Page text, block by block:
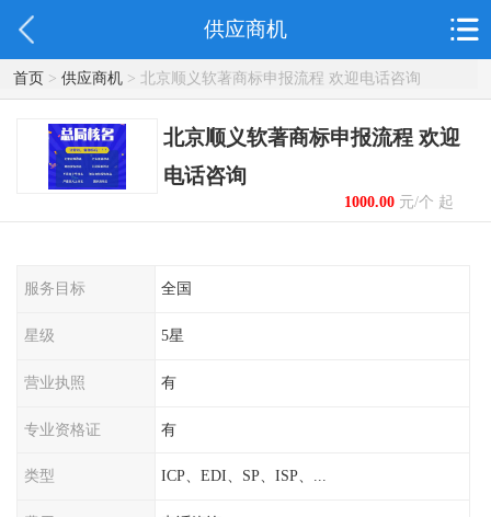
供应商机
首页> 供应商机> 北京顺义软著商标申报流程 欢迎电话咨询
北京顺义软著商标申报流程 欢迎
电话咨询
1000.00元/个 起
服务目标 全国
星级 5星
营业执照 有
专业资格证 有
类型 ICP、EDI、SP、ISP、...